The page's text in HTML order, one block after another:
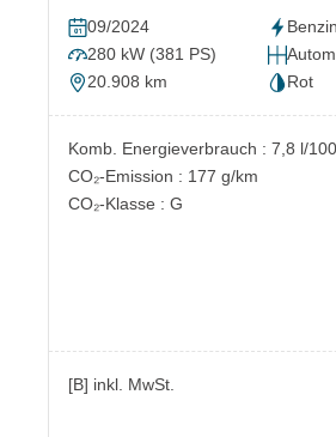
09/2024
Benzin
280 kW (381 PS)
20.908 km
Rot
Komb. Energieverbrauch :
CO₂-Emission : 177 g/km
CO₂-Klasse : G
[B] inkl. MwSt.